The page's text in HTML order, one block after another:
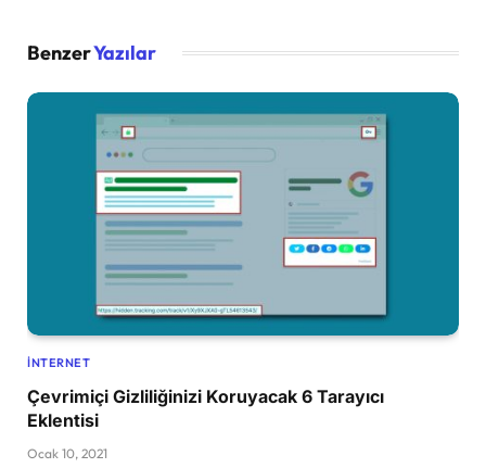
BenzerYazılar
İNTERNET
Çevrimiçi Gizliliğinizi Koruyacak 6 Tarayıcı
Eklentisi
Ocak 10, 2021